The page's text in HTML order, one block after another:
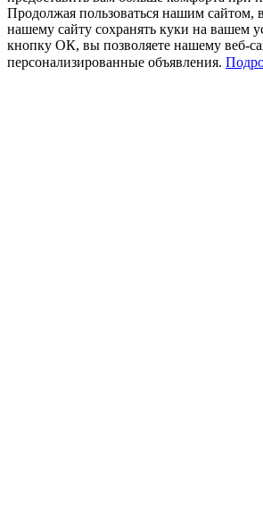
Продолжая пользоваться нашим сайтом,
нашему сайту сохранять куки на вашем
кнопку ОК, вы позволяете нашему веб-
персонализированные объявления.